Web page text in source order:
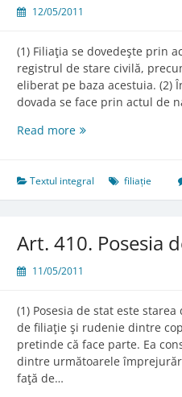
12/05/2011
(1) Filiaţia se dovedeşte prin
registrul de stare civilă,
eliberat pe baza acestuia. (2)
dovada se face prin actul de
Read moreArt.
filiaţiei
Textul integral filiație
Art. 410. Posesia
11/05/2011
(1) Posesia de stat este
de filiaţie şi rudenie dintre
pretinde că face parte. Ea
dintre următoarele
faţă de…